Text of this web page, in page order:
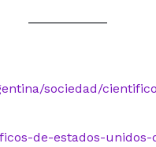
sociedad/
de-estados-